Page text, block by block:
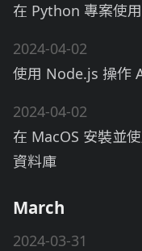
在 Python 專案使
2024-04-02
使用 Node.js 操作
2024-04-02
在 MacOS 安裝並
資料庫
March
2024-03-31